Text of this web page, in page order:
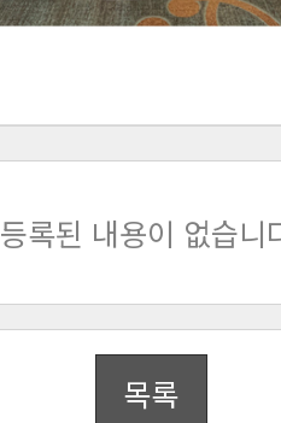
등록된 내용이 없습니
목록